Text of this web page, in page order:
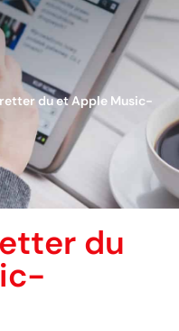
du et Apple Music-
du